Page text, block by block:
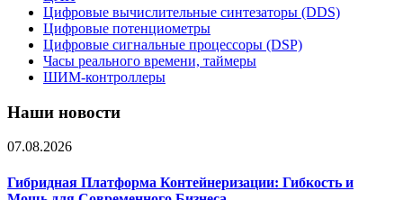
Цифровые вычислительные синтезаторы (DDS)
Цифровые потенциометры
Цифровые сигнальные процессоры (DSP)
Часы реального времени, таймеры
ШИМ-контроллеры
Наши новости
07.08.2026
Гибридная Платформа Контейнеризации: Гибкость и